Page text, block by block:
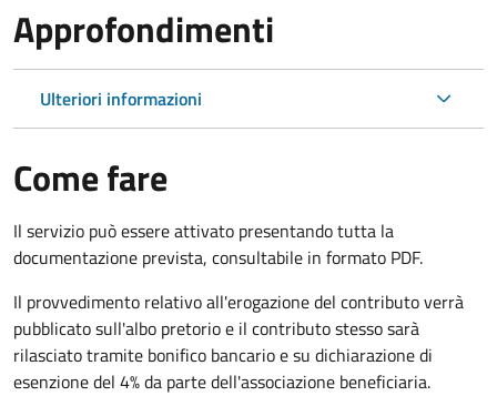
Approfondimenti
Ulteriori informazioni
Come fare
Il servizio può essere attivato presentando tutta la
documentazione prevista, consultabile in formato PDF.
Il provvedimento relativo all'erogazione del contributo verrà
pubblicato sull'albo pretorio e il contributo stesso sarà
rilasciato tramite bonifico bancario e su dichiarazione di
esenzione del 4% da parte dell'associazione beneficiaria.